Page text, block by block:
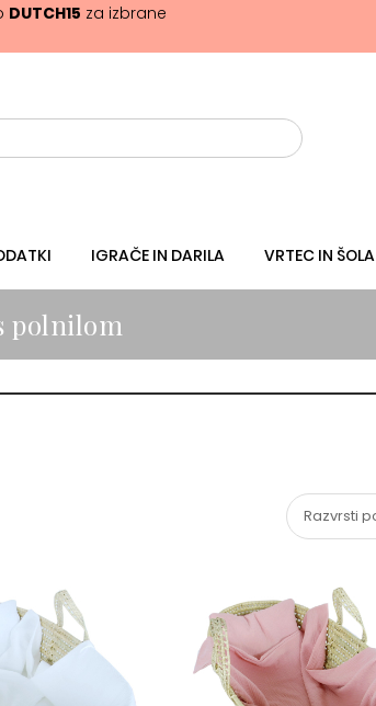
DUTCH15 za izbrane
IGRAČE IN DARILA VRTEC IN ŠOLA
polnilom